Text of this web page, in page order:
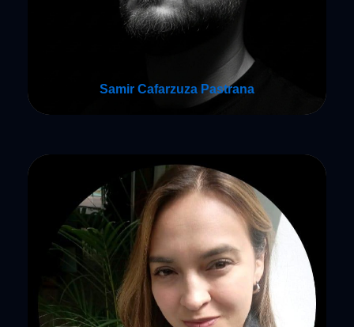
Samir Cafarzuza Pastrana